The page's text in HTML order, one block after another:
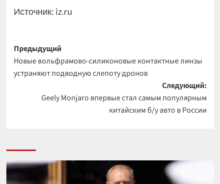
Источник: iz.ru
Навигация
записи
Предыдущий
Новые вольфрамово-силиконовые контактные линзы
устраняют подводную слепоту дронов
Следующий:
Geely Monjaro впервые стал самым популярным
китайским б/у авто в России